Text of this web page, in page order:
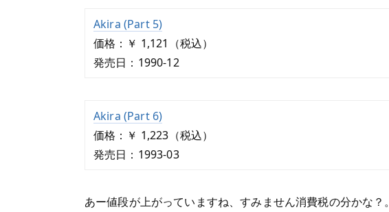
Akira (Part 5)
価格：￥ 1,121（税込）
発売日：1990-12
Akira (Part 6)
価格：￥ 1,223（税込）
発売日：1993-03
あー値段が上がっていますね、すみません消費税の分かな？。